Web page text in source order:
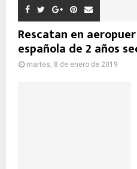
Rescatan en
española de 2 años
martes, 8 de enero de 2019